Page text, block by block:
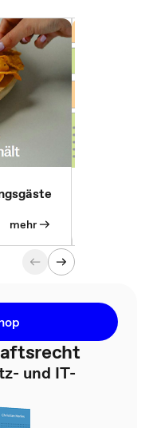
mehr
und IT-